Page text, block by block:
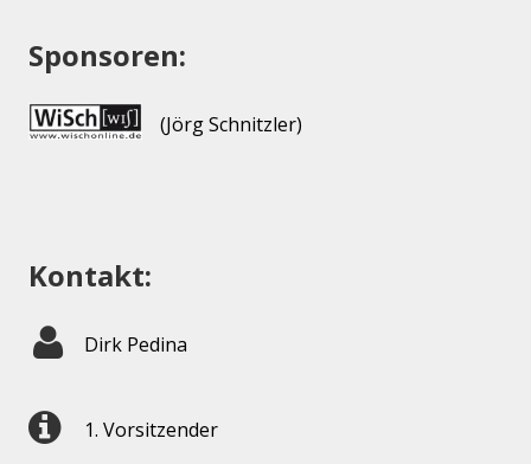
Sponsoren:
(Jörg Schnitzler)
Kontakt:
Dirk Pedina
1. Vorsitzender